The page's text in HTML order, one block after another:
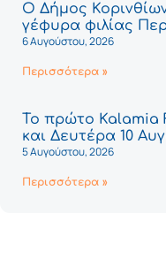
Ο Δήμος Κορινθίων
γέφυρα φιλίας
6 Αυγούστου, 2026
Περισσότερα »
Το πρώτο Kalamia
και Δευτέρα 10
5 Αυγούστου, 2026
Περισσότερα »